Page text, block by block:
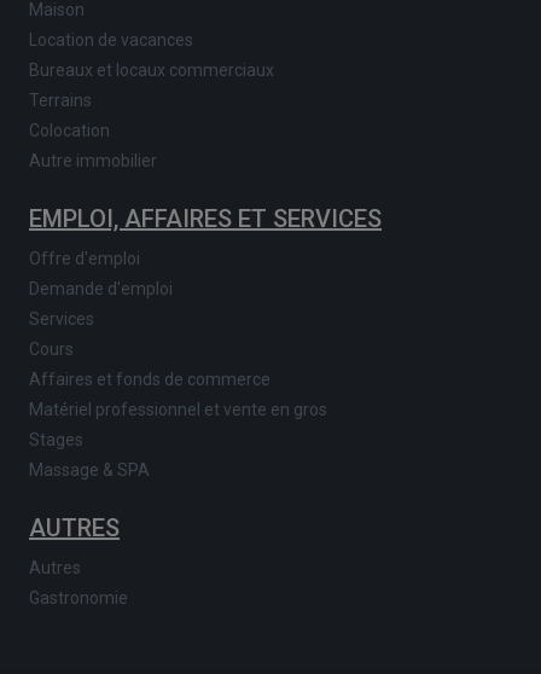
Maison
Location de vacances
Bureaux et locaux commerciaux
Terrains
Colocation
Autre immobilier
EMPLOI, AFFAIRES ET SERVICES
Offre d'emploi
Demande d'emploi
Services
Cours
Affaires et fonds de commerce
Matériel professionnel et vente en gros
Stages
Massage & SPA
AUTRES
Autres
Gastronomie